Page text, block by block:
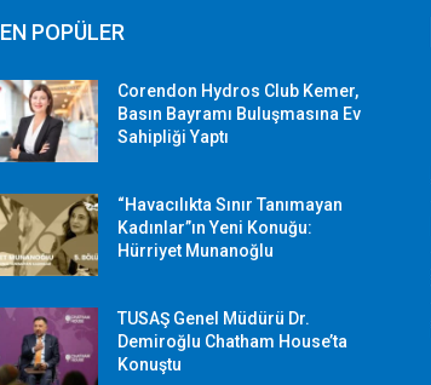
EN POPÜLER
Corendon Hydros Club Kemer,
Basın Bayramı Buluşmasına Ev
Sahipliği Yaptı
“Havacılıkta Sınır Tanımayan
Kadınlar”ın Yeni Konuğu:
Hürriyet Munanoğlu
TUSAŞ Genel Müdürü Dr.
Demiroğlu Chatham House’ta
Konuştu